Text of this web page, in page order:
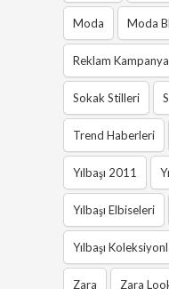
Moda Moda
Reklam
Sokak Stilleri
Trend Haberleri
Yılbaşı 2011
Yılbaşı Elbiseleri
Yılbaşı
Zara Zara